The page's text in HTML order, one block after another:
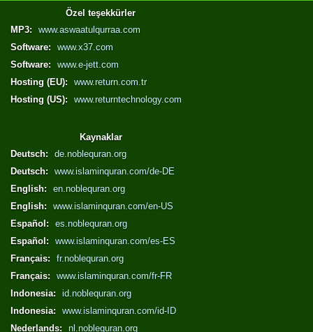
Özel teşekkürler
MP3:
www.aswaatulqurraa.com
Software:
www.x37.com
Software:
www.e-jett.com
Hosting (EU):
www.return.com.tr
Hosting (US):
www.returntechnology.com
Kaynaklar
Deutsch:
de.noblequran.org
Deutsch:
www.islaminquran.com/de-DE
English:
en.noblequran.org
English:
www.islaminquran.com/en-US
Español:
es.noblequran.org
Español:
www.islaminquran.com/es-ES
Français:
fr.noblequran.org
Français:
www.islaminquran.com/fr-FR
Indonesia:
id.noblequran.org
Indonesia:
www.islaminquran.com/id-ID
Nederlands:
nl.noblequran.org